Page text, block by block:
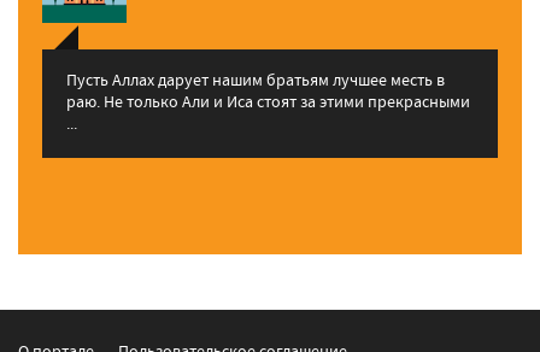
Пусть Аллах дарует нашим братьям лучшее месть в
раю. Не только Али и Иса стоят за этими прекрасными
...